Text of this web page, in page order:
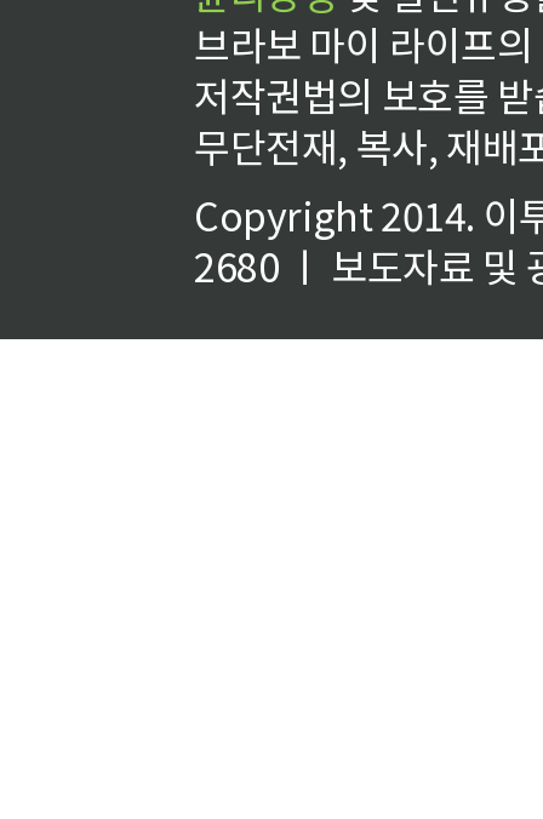
브라보 마이 라이프
저작권법의 보호를
무단전재, 복사, 재배
Copyright 2014. 이
2680 ㅣ 보도자료